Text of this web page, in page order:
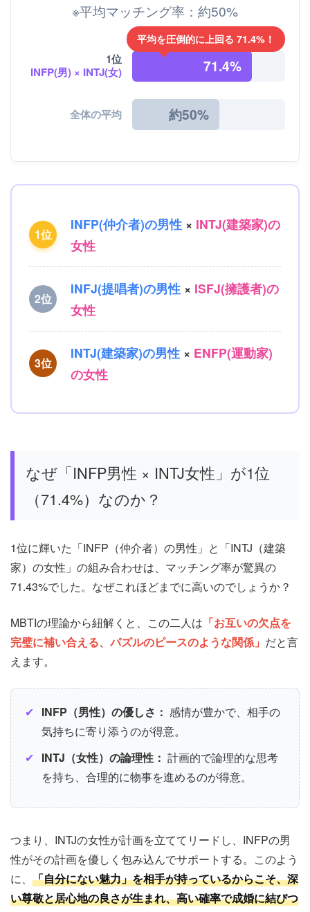
※平均マッチング率：約50%
平均を圧倒的に上回る 71.4%！
1位
INFP(男) × INTJ(女)
71.4%
全体の平均 約50%
1位
INFP(仲介者)の男性 × INTJ(建築家)の
女性
2位
INFJ(提唱者)の男性 × ISFJ(擁護者)の
女性
3位
INTJ(建築家)の男性 × ENFP(運動家)
の女性
なぜ「INFP男性 × INTJ女性」が1位
（71.4%）なのか？
1位に輝いた「INFP（仲介者）の男性」と「INTJ（建築
家）の女性」の組み合わせは、マッチング率が驚異の
71.43%でした。なぜこれほどまでに高いのでしょうか？
MBTIの理論から紐解くと、この二人は 「お互いの欠点を
完璧に補い合える、パズルのピースのような関係」 だと言
えます。
✔ INFP（男性）の優しさ： 感情が豊かで、相手の
気持ちに寄り添うのが得意。
✔ INTJ（女性）の論理性： 計画的で論理的な思考
を持ち、合理的に物事を進めるのが得意。
つまり、INTJの女性が計画を立ててリードし、INFPの男
性がその計画を優しく包み込んでサポートする。このよう
に、 「自分にない魅力」を相手が持っているからこそ、深
い尊敬と居心地の良さが生まれ、高い確率で成婚に結びつ